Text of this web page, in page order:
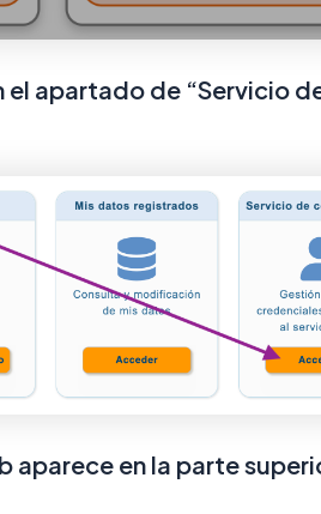
el apartado de “Servicio
aparece en la parte